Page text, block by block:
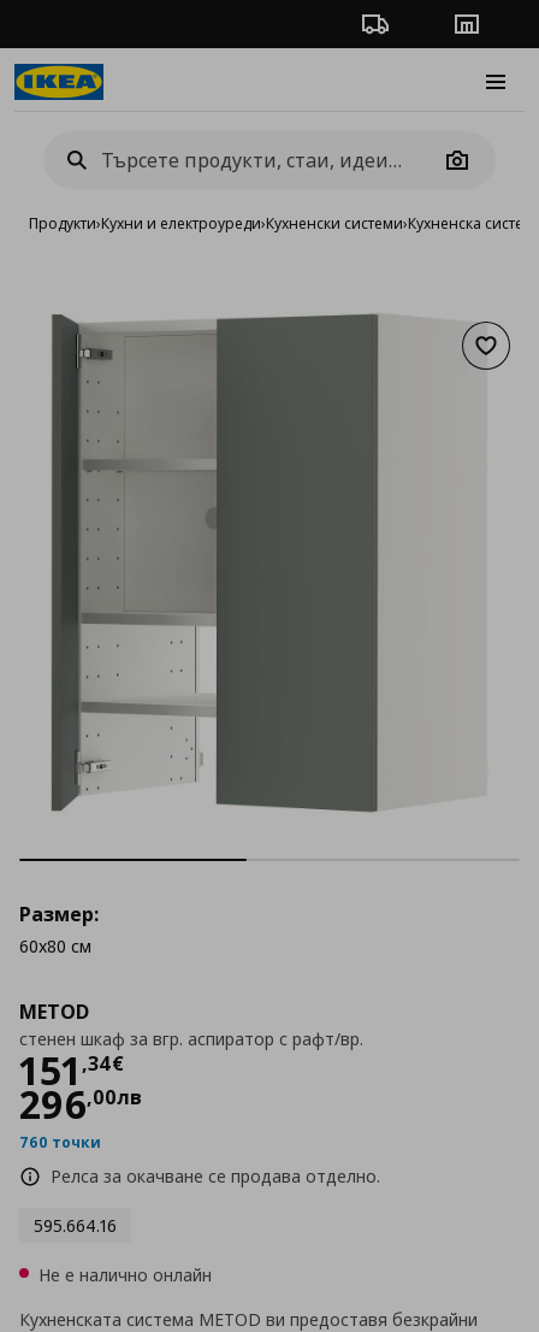
Проследяване на
Camera
Продукти›Кухни и електроуреди›Кухненски системи›Кухненска
METOD
стенен шкаф за вгр. аспиратор с рафт/вр.
151 ,34€
Цена
296,00лв
760 точки
Релса за окачване се продава отделно.
595.664.16
Размер:
60x80 см
Не е налично онлайн
Кухненската система METOD ви предоставя безкрайни